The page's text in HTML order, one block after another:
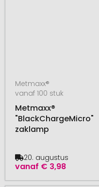
Metmaxx®
vanaf 100 stuk
Metmaxx®
"BlackChargeMicro"
zaklamp
vanaf € 3,98
20. augustus